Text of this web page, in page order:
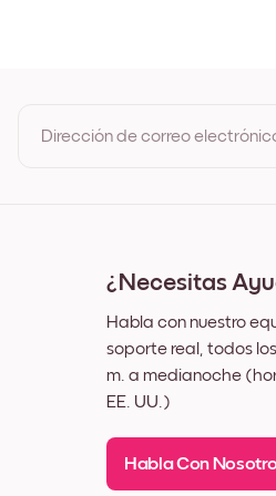
Dirección de correo
¿Necesitas
Habla con nuestro
soporte real, todos
m. a medianoche
EE. UU.)
Habla Con